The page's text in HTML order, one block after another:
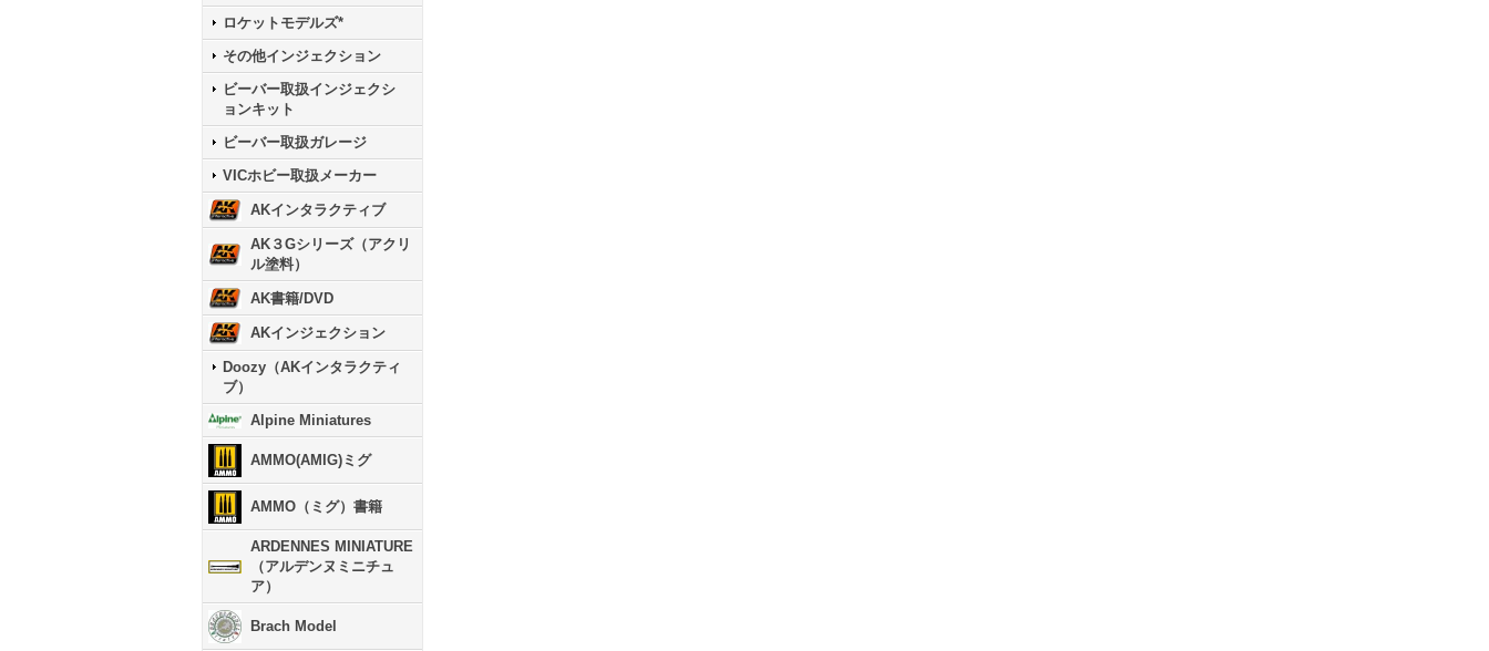
ロケットモデルズ*
その他インジェクション
ビーバー取扱インジェクシ
ョンキット
ビーバー取扱ガレージ
VICホビー取扱メーカー
AKインタラクティブ
AK３Gシリーズ（アクリ
ル塗料）
AK書籍/DVD
AKインジェクション
Doozy（AKインタラクティ
ブ）
Alpine Miniatures
AMMO(AMIG)ミグ
AMMO（ミグ）書籍
ARDENNES MINIATURE
（アルデンヌミニチュ
ア）
Brach Model